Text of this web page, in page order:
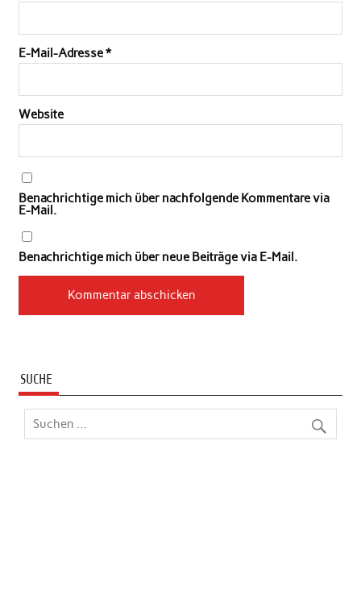
E-Mail-Adresse*
Website
Benachrichtige mich über nachfolgende Kommentare via
E-Mail.
Benachrichtige mich über neue Beiträge via E-Mail.
SUCHE